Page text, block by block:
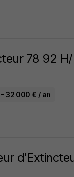
78 92
32 000 € / an